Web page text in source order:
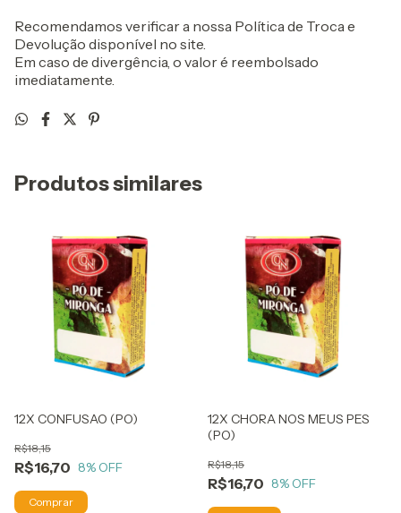
Recomendamos verificar a nossa Política de Troca e
Devolução disponível no site.
Em caso de divergência, o valor é reembolsado
imediatamente.
Produtos similares
12X CONFUSAO (PO)
R$16,70
R$18,15
8% OFF
12X CHORA NOS MEUS PES
(PO)
R$16,70
R$18,15
8% OFF